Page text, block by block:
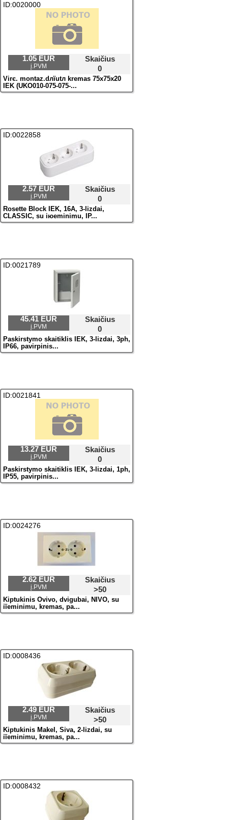
ID:0020000
Skaičius
0
1.05 EUR
į.PVM
Virє. montaz.dлїutл kremas 75x75x20
IEK (UKO010-075-075-...
ID:0022858
Skaičius
0
2.57 EUR
į.PVM
Rosette Block IEK, 16A, 3-lizdai,
CLASSIC, su iюeminimu, IP...
ID:0021789
Skaičius
0
45.41 EUR
į.PVM
Paskirstymo skaitiklis IEK, 3-lizdai, 3ph,
IP66, pavirрinis...
ID:0021841
Skaičius
0
13.27 EUR
į.PVM
Paskirstymo skaitiklis IEK, 3-lizdai, 1ph,
IP55, pavirрinis...
ID:0024276
Skaičius
>50
2.62 EUR
į.PVM
Kiрtukinis Ovivo, dvigubai, NIVO, su
iїeminimu, kremas, pa...
ID:0008436
Skaičius
>50
2.49 EUR
į.PVM
Kiрtukinis Makel, Siva, 2-lizdai, su
iїeminimu, kremas, pa...
ID:0008432